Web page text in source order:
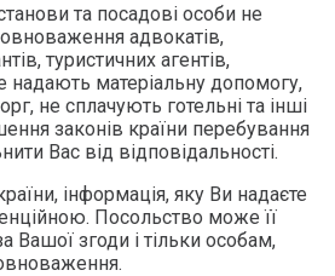
та посадові особи не
адвокатів,
туристичних агентів,
надають матеріальну допомогу,
не сплачують готельні та інші
законів країни перебування
Вас від відповідальності.
інформація, яку Ви надаєте
Посольство може її
Вашої згоди і тільки особам,